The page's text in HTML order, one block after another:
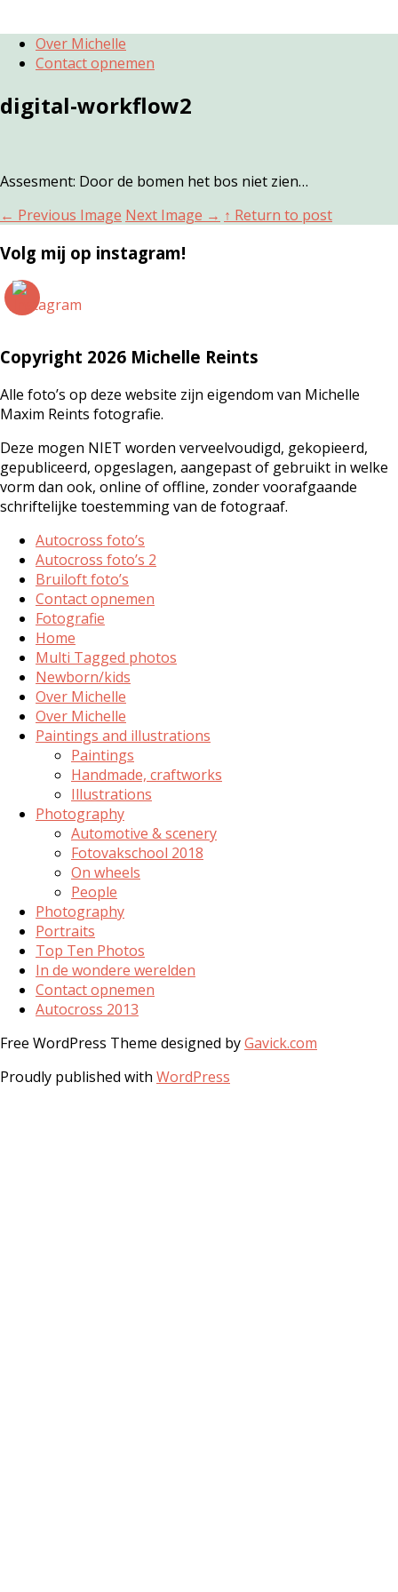
Over Michelle
Contact opnemen
digital-workflow2
Assesment: Door de bomen het bos niet zien…
← Previous Image Next Image → ↑ Return to post
Volg mij op instagram!
Copyright 2026 Michelle Reints
Alle foto’s op deze website zijn eigendom van Michelle
Maxim Reints fotografie.
Deze mogen NIET worden verveelvoudigd, gekopieerd,
gepubliceerd, opgeslagen, aangepast of gebruikt in welke
vorm dan ook, online of offline, zonder voorafgaande
schriftelijke toestemming van de fotograaf.
Autocross foto’s
Autocross foto’s 2
Bruiloft foto’s
Contact opnemen
Fotografie
Home
Multi Tagged photos
Newborn/kids
Over Michelle
Over Michelle
Paintings and illustrations
Paintings
Handmade, craftworks
Illustrations
Photography
Automotive & scenery
Fotovakschool 2018
On wheels
People
Photography
Portraits
Top Ten Photos
In de wondere werelden
Contact opnemen
Autocross 2013
Free WordPress Theme designed byGavick.com
Proudly published with WordPress